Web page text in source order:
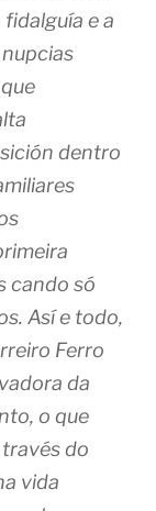
e a
dentro
cando só
Así e todo,
Ferro
da
o que
do
vida